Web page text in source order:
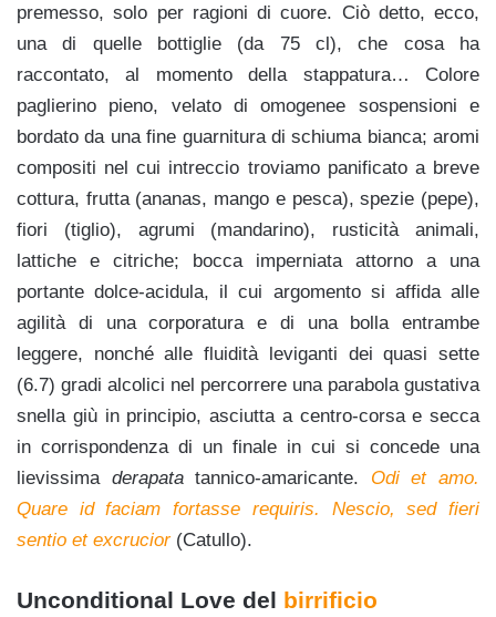
premesso, solo per ragioni di cuore. Ciò detto, ecco,
una di quelle bottiglie (da 75 cl), che cosa ha
raccontato, al momento della stappatura… Colore
paglierino pieno, velato di omogenee sospensioni e
bordato da una fine guarnitura di schiuma bianca; aromi
compositi nel cui intreccio troviamo panificato a breve
cottura, frutta (ananas, mango e pesca), spezie (pepe),
fiori (tiglio), agrumi (mandarino), rusticità animali,
lattiche e citriche; bocca imperniata attorno a una
portante dolce-acidula, il cui argomento si affida alle
agilità di una corporatura e di una bolla entrambe
leggere, nonché alle fluidità leviganti dei quasi sette
(6.7) gradi alcolici nel percorrere una parabola gustativa
snella giù in principio, asciutta a centro-corsa e secca
in corrispondenza di un finale in cui si concede una
lievissima derapatatannico-amaricante. Odi et amo.
Quare id faciam fortasse requiris. Nescio, sed fieri
sentio et excrucior (Catullo).
Unconditional Love del birrificio